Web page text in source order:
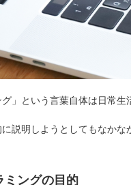
グ」という言葉自体は日常
に説明しようとしてもなか
ミングの目的